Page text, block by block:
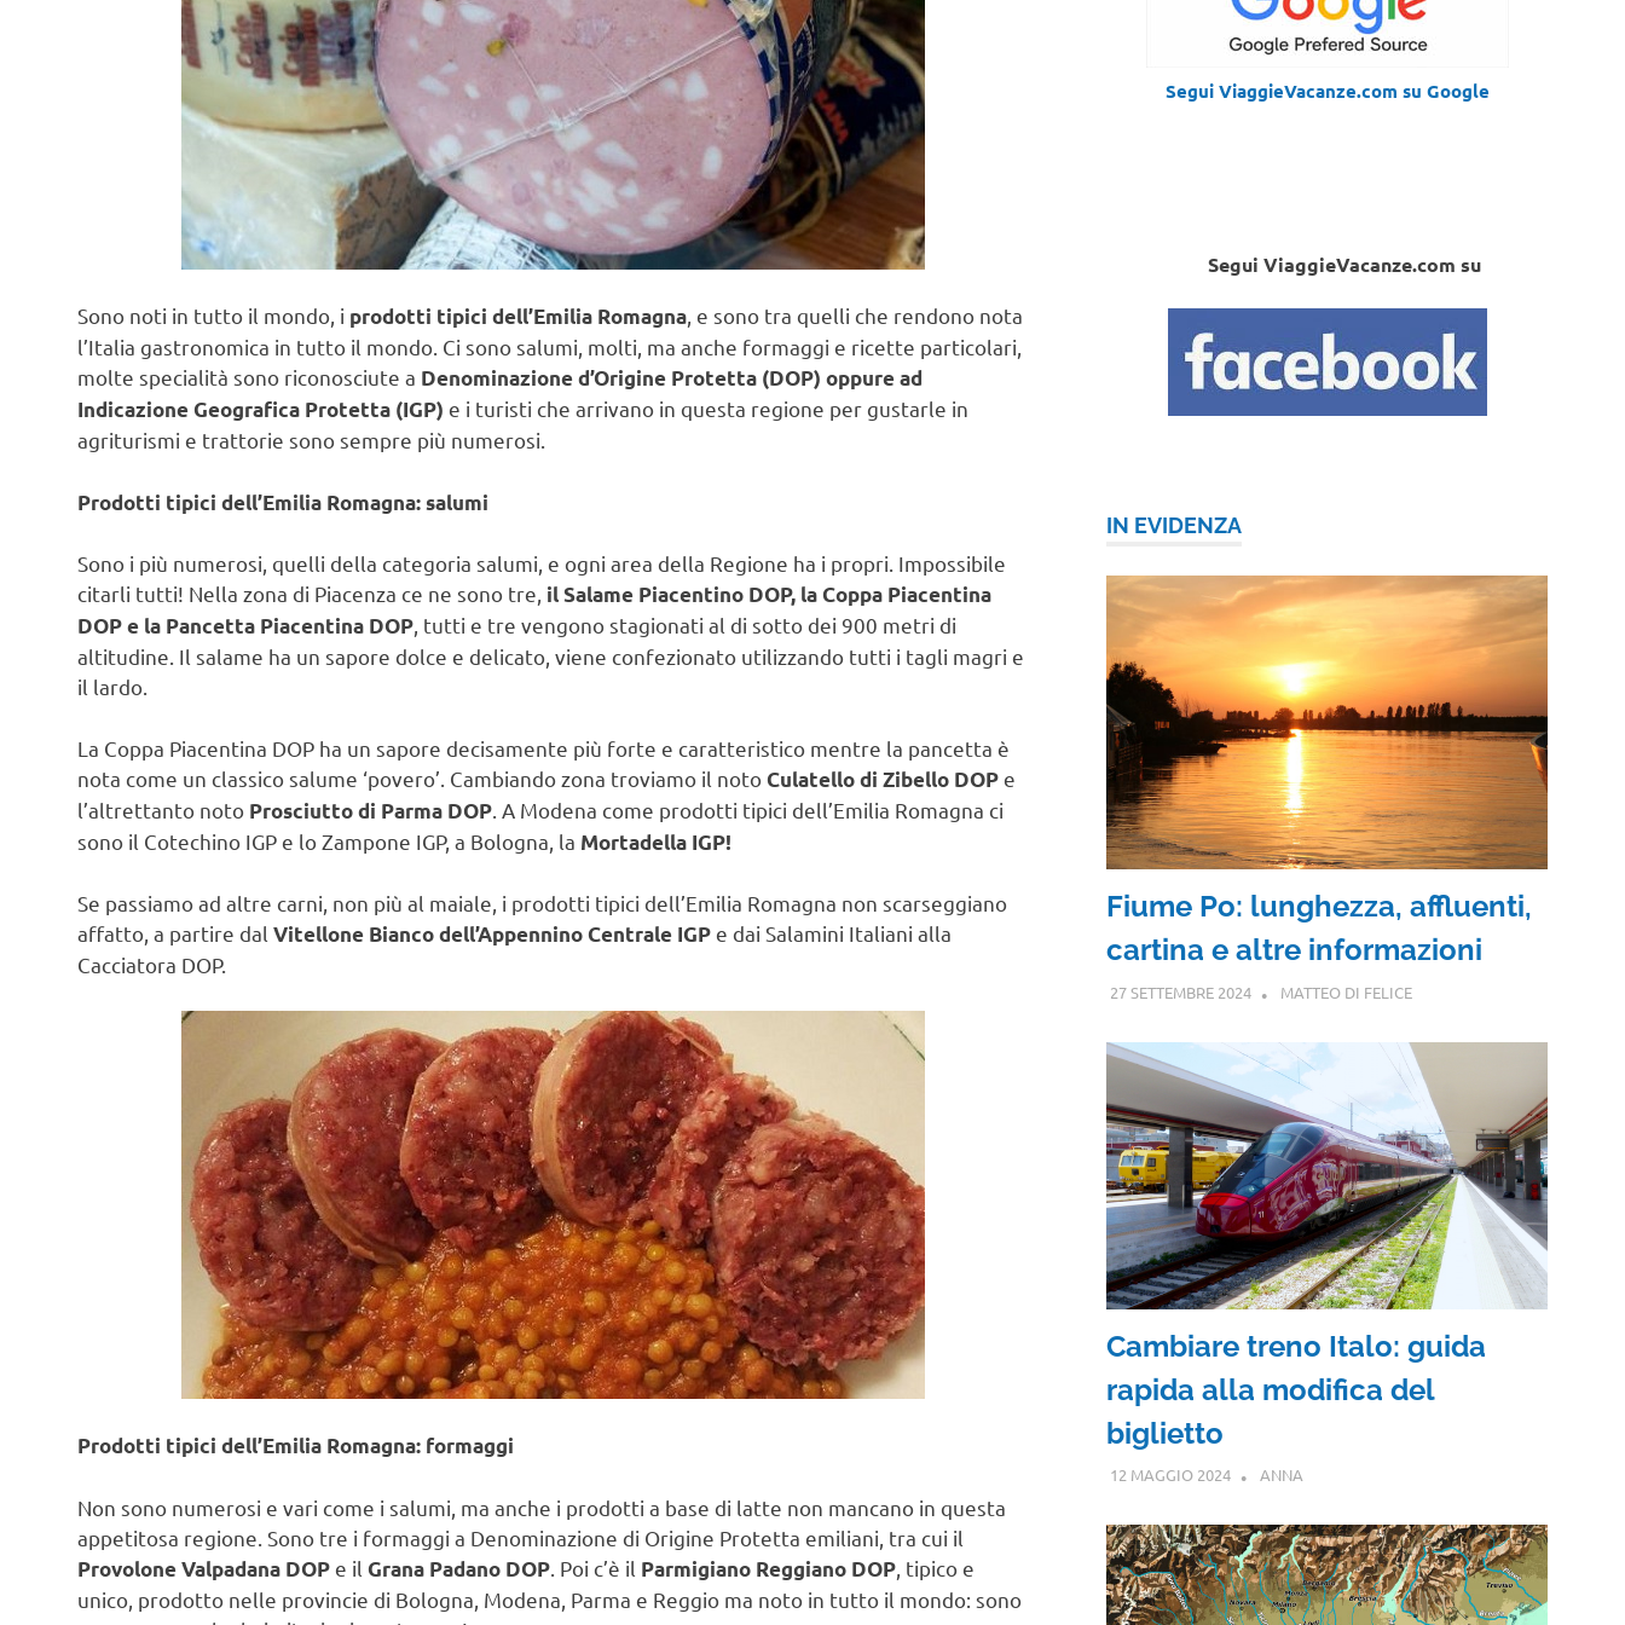
Sono noti in tutto il mondo, i prodotti tipici dell’Emilia Romagna, e sono tra quelli che rendono nota
l’Italia gastronomica in tutto il mondo. Ci sono salumi, molti, ma anche formaggi e ricette particolari,
molte specialità sono riconosciute a Denominazione d’Origine Protetta (DOP) oppure ad
Indicazione Geografica Protetta (IGP) e i turisti che arrivano in questa regione per gustarle in
agriturismi e trattorie sono sempre più numerosi.
Prodotti tipici dell’Emilia Romagna: salumi
Sono i più numerosi, quelli della categoria salumi, e ogni area della Regione ha i propri. Impossibile
citarli tutti! Nella zona di Piacenza ce ne sono tre, il Salame Piacentino DOP, la Coppa Piacentina
DOP e la Pancetta Piacentina DOP, tutti e tre vengono stagionati al di sotto dei 900 metri di
altitudine. Il salame ha un sapore dolce e delicato, viene confezionato utilizzando tutti i tagli magri e
il lardo.
La Coppa Piacentina DOP ha un sapore decisamente più forte e caratteristico mentre la pancetta è
nota come un classico salume ‘povero’. Cambiando zona troviamo il noto Culatello di Zibello DOP e
l’altrettanto noto Prosciutto di Parma DOP . A Modena come prodotti tipici dell’Emilia Romagna ci
sono il Cotechino IGP e lo Zampone IGP, a Bologna, la Mortadella IGP!
Se passiamo ad altre carni, non più al maiale, i prodotti tipici dell’Emilia Romagna non scarseggiano
affatto, a partire dal Vitellone Bianco dell’Appennino Centrale IGP e dai Salamini Italiani alla
Cacciatora DOP.
Prodotti tipici dell’Emilia Romagna: formaggi
Non sono numerosi e vari come i salumi, ma anche i prodotti a base di latte non mancano in questa
appetitosa regione. Sono tre i formaggi a Denominazione di Origine Protetta emiliani, tra cui il
Provolone Valpadana DOP e il Grana Padano DOP . Poi c’è il Parmigiano Reggiano DOP , tipico e
unico, prodotto nelle provincie di Bologna, Modena, Parma e Reggio ma noto in tutto il mondo: sono
Segui ViaggieVacanze.com su Google
Segui ViaggieVacanze.com su
IN EVIDENZA
Fiume Po: lunghezza, affluenti,
cartina e altre informazioni
27 SETTEMBRE 2024 MATTEO DI FELICE
Cambiare treno Italo: guida
rapida alla modifica del
biglietto
12 MAGGIO 2024 ANNA